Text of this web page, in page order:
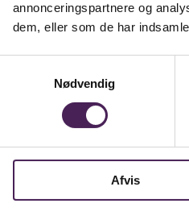
annonceringspartnere og
dem, eller som de har
Nødvendig
Afvis
for manglende respekt for
en liste over deltagere til
skal skolen kende
prøver eller eksamen, f.eks. på
skal eleven aflevere en